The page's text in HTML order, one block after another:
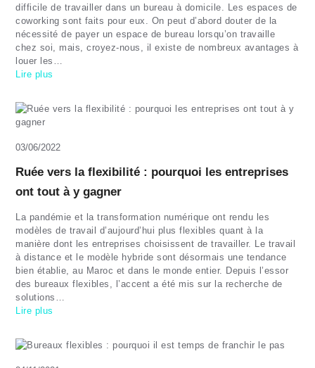
difficile de travailler dans un bureau à domicile. Les espaces de
coworking sont faits pour eux. On peut d’abord douter de la
nécessité de payer un espace de bureau lorsqu’on travaille
chez soi, mais, croyez-nous, il existe de nombreux avantages à
louer les…
Lire plus
03/06/2022
Ruée vers la flexibilité : pourquoi les entreprises
ont tout à y gagner
La pandémie et la transformation numérique ont rendu les
modèles de travail d’aujourd’hui plus flexibles quant à la
manière dont les entreprises choisissent de travailler. Le travail
à distance et le modèle hybride sont désormais une tendance
bien établie, au Maroc et dans le monde entier. Depuis l’essor
des bureaux flexibles, l’accent a été mis sur la recherche de
solutions…
Lire plus